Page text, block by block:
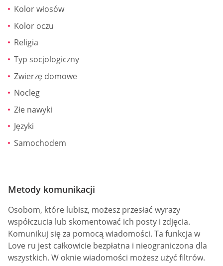
Kolor włosów
Kolor oczu
Religia
Typ socjologiczny
Zwierzę domowe
Nocleg
Złe nawyki
Języki
Samochodem
Metody komunikacji
Osobom, które lubisz, możesz przesłać wyrazy
współczucia lub skomentować ich posty i zdjęcia.
Komunikuj się za pomocą wiadomości. Ta funkcja w
Love ru jest całkowicie bezpłatna i nieograniczona dla
wszystkich. W oknie wiadomości możesz użyć filtrów.